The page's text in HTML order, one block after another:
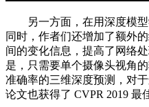
另一方面，在用深度模型
同时，作者们还增加了额外
间的变化信息，提高了网络
是，只需要单个摄像头视角
准确率的三维深度预测，对
论文也获得了 CVPR 2019 最